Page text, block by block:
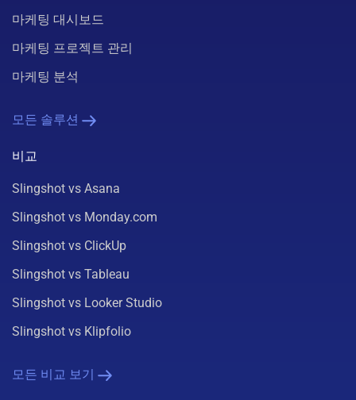
마케팅 대시보드
마케팅 프로젝트 관리
마케팅 분석
모든 솔루션
비교
Slingshot vs Asana
Slingshot vs Monday.com
Slingshot vs ClickUp
Slingshot vs Tableau
Slingshot vs Looker Studio
Slingshot vs Klipfolio
모든 비교 보기